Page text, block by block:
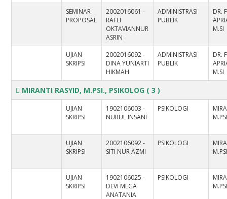
SEMINAR
PROPOSAL
2002016061 -
RAFLI
OKTAVIANNUR
ASRIN
ADMINISTRASI
PUBLIK
DR.
M.SI
UJIAN
SKRIPSI
2002016092 -
DINA YUNIARTI
HIKMAH
ADMINISTRASI
PUBLIK
DR.
M.SI
MIRANTI RASYID, M.PSI., PSIKOLOG ( 3 )
UJIAN
SKRIPSI
1902106003 -
NURUL INSANI
PSIKOLOGI
UJIAN
SKRIPSI
2002106092 -
SITI NUR AZMI
PSIKOLOGI
UJIAN
SKRIPSI
1902106025 -
DEVI MEGA
ANATANIA
PSIKOLOGI